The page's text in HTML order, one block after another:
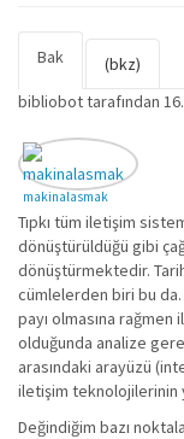
Birincil
Bak
sekme)
(bkz)
bibliobottarafından
makinalasmak
Tıpkı tüm iletişim
dönüştürüldüğü gibi
dönüştürmektedir.
cümlelerden biri bu da.
payı olmasına
olduğunda analize
arasındaki arayüzü
iletişim teknolojilerinin
Değindiğim bazı